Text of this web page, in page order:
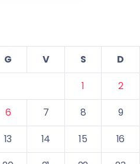
G V S
D
1
2
6 7 8
9
13 14 15
16